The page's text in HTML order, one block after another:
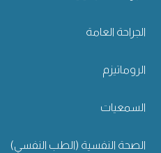
الجراحة العامة
الروماتيزم
السمعيات
الصحة النفسية (الطب النفسي)